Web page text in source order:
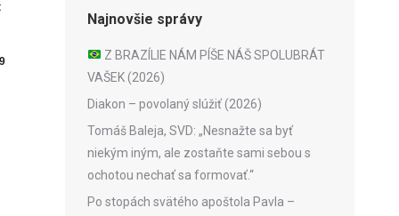
Najnovšie správy
Z BRAZÍLIE NÁM PÍŠE NÁŠ SPOLUBRÁT
VAŠEK (2026)
Diakon – povolaný slúžiť (2026)
Tomáš Baleja, SVD: „Nesnažte sa byť
niekým iným, ale zostaňte sami sebou s
ochotou nechať sa formovať.“
Po stopách svätého apoštola Pavla –